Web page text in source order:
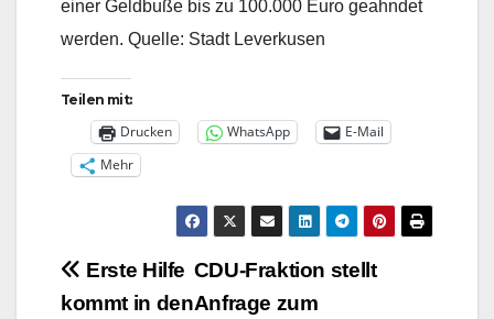
einer Geldbuße bis zu 100.000 Euro geahndet
werden. Quelle: Stadt Leverkusen
Teilen mit:
Drucken WhatsApp
E-Mail
Mehr
Beitragsnavigation
CDU-Fraktion stellt
Anfrage zum
Erste Hilfe
kommt in den